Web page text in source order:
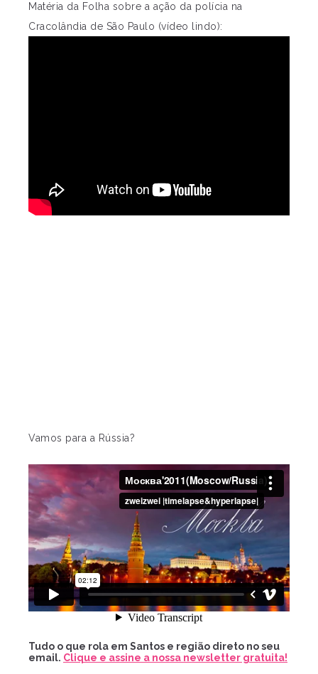
Matéria da Folha sobre a ação da polícia na
Cracolândia de São Paulo (vídeo lindo):
Vamos para a Rússia?
Tudo o que rola em Santos e região direto no seu
email. Clique e assine a nossa newsletter gratuita!